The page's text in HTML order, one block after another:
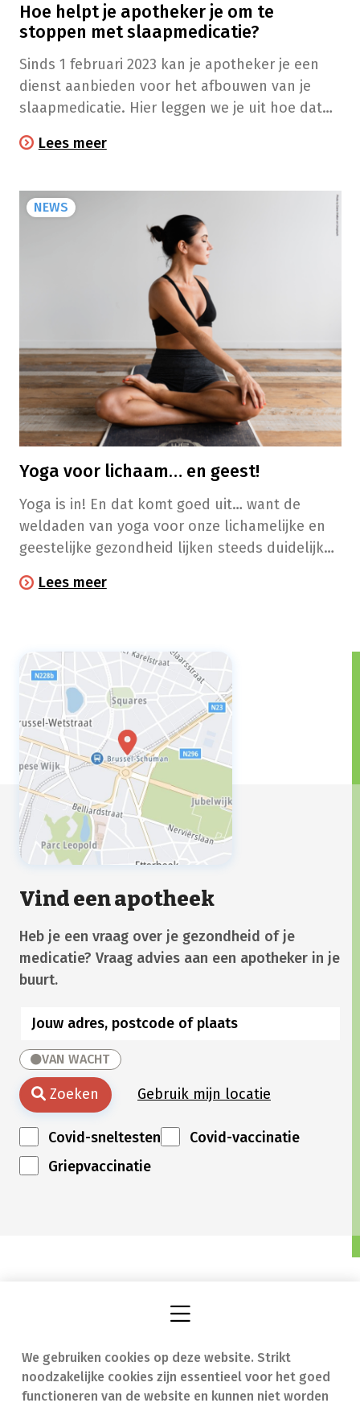
We gebruiken cookies op deze website. Strikt
noodzakelijke cookies zijn essentieel voor het goed
functioneren van de website en kunnen niet worden
Hoe helpt je apotheker je om te
stoppen met slaapmedicatie?
Sinds 1 februari 2023 kan je apotheker je een
dienst aanbieden voor het afbouwen van je
slaapmedicatie. Hier leggen we je uit hoe dat
Lees meer
NEWS
Yoga voor lichaam… en geest!
Yoga is in! En dat komt goed uit… want de
weldaden van yoga voor onze lichamelijke en
geestelijke gezondheid lijken steeds duidelijker
Lees meer
Vind een apotheek
Heb je een vraag over je gezondheid of je
medicatie? Vraag advies aan een apotheker in je
buurt.
VAN WACHT
Zoeken Gebruik mijn locatie
Covid-sneltesten
Covid-vaccinatie
Griepvaccinatie
Vind een apotheek
Onze expertise
In geval van nood
Contact